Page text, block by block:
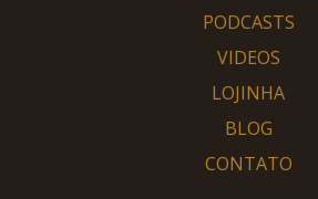
PODCASTS
VIDEOS
LOJINHA
BLOG
CONTATO